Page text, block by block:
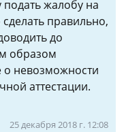
подать жалобу на
правильно,
до
образом
о невозможности
аттестации.
25 декабря 2018 г. 12:08